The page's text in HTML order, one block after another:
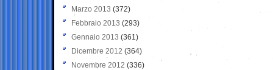
Marzo 2013 (372)
Febbraio 2013 (293)
Gennaio 2013 (361)
Dicembre 2012 (364)
Novembre 2012 (336)